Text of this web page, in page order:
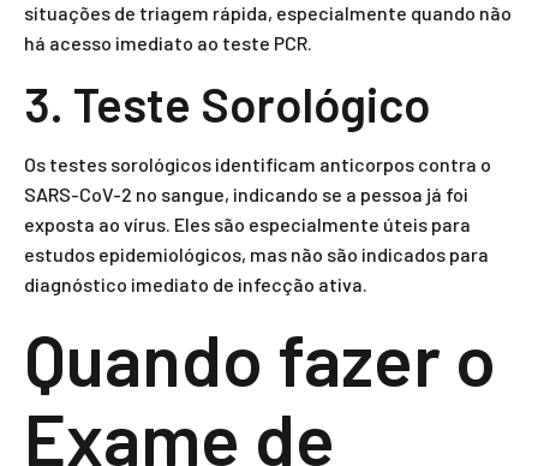
situações de triagem rápida, especialmente quando não
há acesso imediato ao teste PCR.
3. Teste Sorológico
Os testes sorológicos identificam anticorpos contra o
SARS-CoV-2 no sangue, indicando se a pessoa já foi
exposta ao vírus. Eles são especialmente úteis para
estudos epidemiológicos, mas não são indicados para
diagnóstico imediato de infecção ativa.
Quando fazer o
Exame de